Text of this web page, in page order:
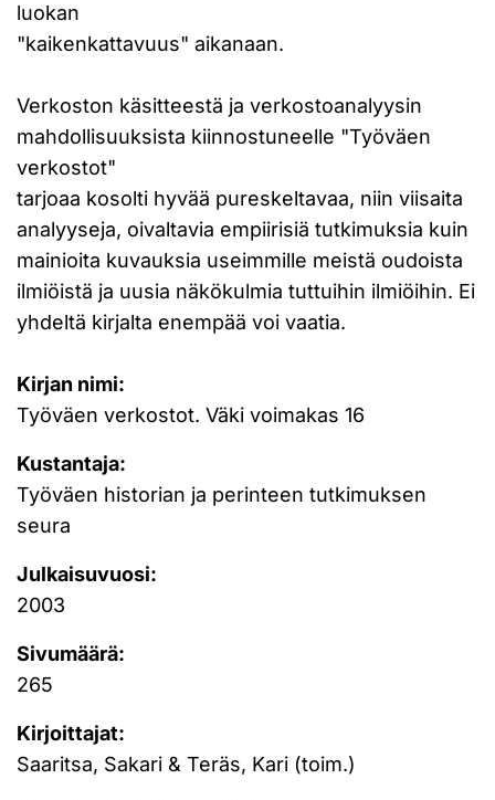
luokan
"kaikenkattavuus" aikanaan.
Verkoston käsitteestä ja verkostoanalyysin
mahdollisuuksista kiinnostuneelle "Työväen
verkostot"
tarjoaa kosolti hyvää pureskeltavaa, niin viisaita
analyyseja, oivaltavia empiirisiä tutkimuksia kuin
mainioita kuvauksia useimmille meistä oudoista
ilmiöistä ja uusia näkökulmia tuttuihin ilmiöihin. Ei
yhdeltä kirjalta enempää voi vaatia.
Kirjan nimi:
Työväen verkostot. Väki voimakas 16
Kustantaja:
Työväen historian ja perinteen tutkimuksen
seura
Julkaisuvuosi:
2003
Sivumäärä:
265
Kirjoittajat:
Saaritsa, Sakari & Teräs, Kari (toim.)